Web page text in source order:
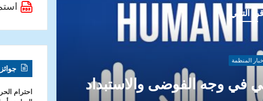
التالي
المنظمة
الأنشطة الرياضية للأطفال
الفقيرة
جوائز
احترام